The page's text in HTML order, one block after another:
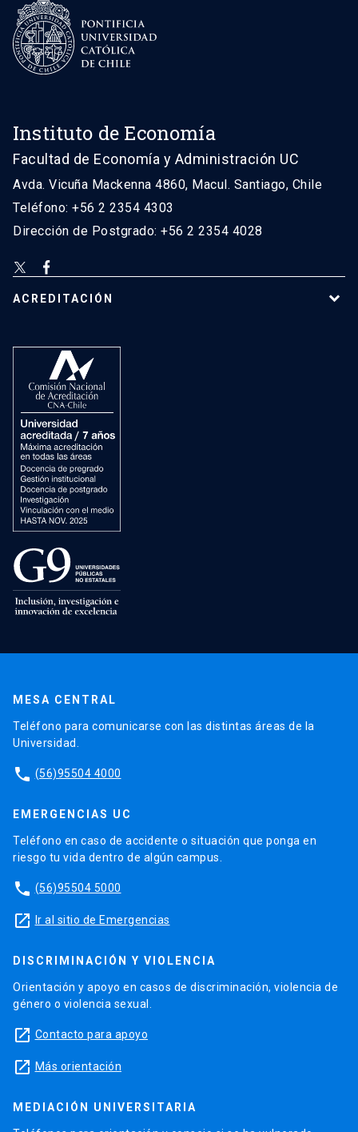
Instituto de Economía
Facultad de Economía y Administración UC
Avda. Vicuña Mackenna 4860, Macul. Santiago, Chile
Teléfono: +56 2 2354 4303
Dirección de Postgrado: +56 2 2354 4028
ACREDITACIÓN
MESA CENTRAL
Teléfono para comunicarse con las distintas áreas de la
Universidad.
phone (56)95504 4000
EMERGENCIAS UC
Teléfono en caso de accidente o situación que ponga en
riesgo tu vida dentro de algún campus.
phone (56)95504 5000
launch Ir al sitio de Emergencias
DISCRIMINACIÓN Y VIOLENCIA
Orientación y apoyo en casos de discriminación, violencia de
género o violencia sexual.
launch Contacto para apoyo
launch Más orientación
MEDIACIÓN UNIVERSITARIA